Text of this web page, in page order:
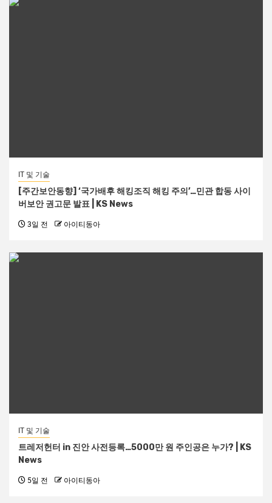
IT 및 기술
[주간보안동향] ‘국가배후 해킹조직 해킹 주의’…민관 합동 사이
버보안 권고문 발표 | KS News
3일 전 아이티동아
IT 및 기술
트레저헌터 in 진안 사전등록…5000만 원 주인공은 누가? | KS
News
5일 전 아이티동아